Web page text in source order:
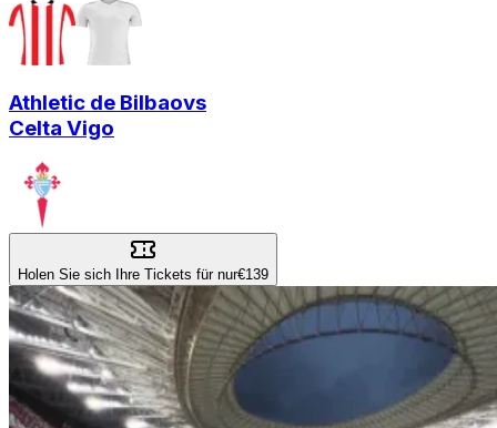
Athletic de Bilbaovs
Celta Vigo
Holen Sie sich Ihre Tickets für nur€139